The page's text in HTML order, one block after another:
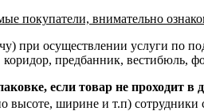
покупатели, внимательно
при осуществлении услуги по
коридор, предбанник, вестибюль,
если товар не проходит
ширине и т.п)